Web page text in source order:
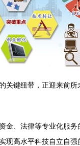
键纽带，正迎来前
、法律等专业化服
高水平科技自立自